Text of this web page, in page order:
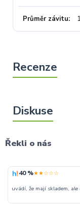
Průměr závitu
Řekli o nás
40 %★★☆☆☆
uvádí, že mají skladem, ale